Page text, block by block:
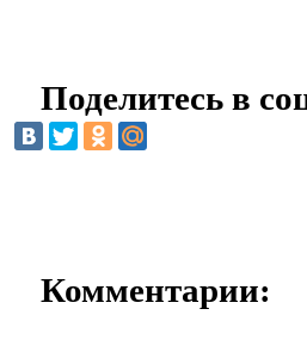
Поделитесь в
Комментарии: